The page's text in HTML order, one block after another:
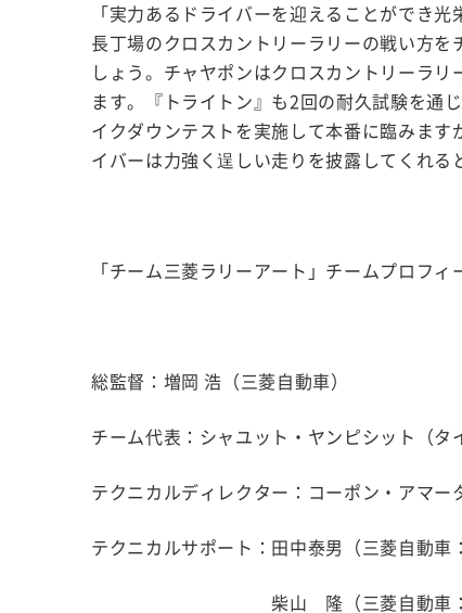
「実力あるドライバーを迎えることができ
長丁場のクロスカントリーラリーの戦い方
しょう。チャヤポンはクロスカントリーラ
ます。『トライトン』も2回の耐久試験を通
イクダウンテストを実施して本番に臨みま
イバーは力強く逞しい走りを披露してくれる
「チーム三菱ラリーアート」チームプロフィ
総監督：増岡 浩（三菱自動車）
チーム代表：シャユット・ヤンピシット（タ
テクニカルディレクター：コーポン・アマー
テクニカルサポート：田中泰男（三菱自動車
柴山 隆（三菱自動車：エ